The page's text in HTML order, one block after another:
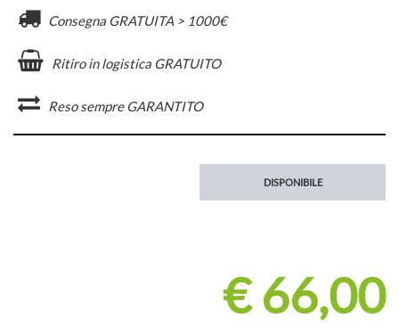
Consegna GRATUITA > 1000€
Ritiro in logistica GRATUITO
Reso sempre GARANTITO
DISPONIBILE
€ 66,00